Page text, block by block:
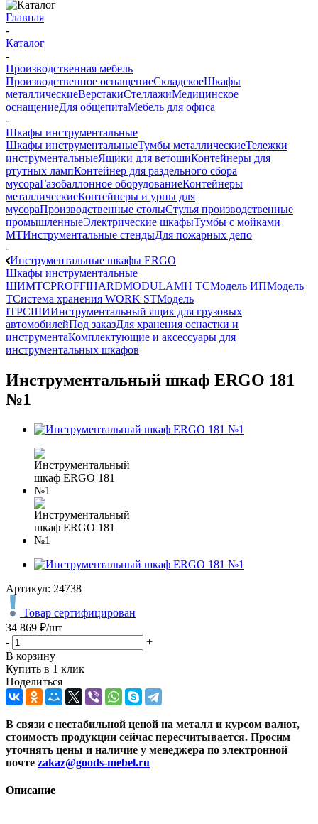
Главная
-
Каталог
-
Производственная мебель
Производственное оснащениеСкладскоеШкафы
металлическиеВерстакиСтеллажиМедицинское
оснащениеДля общепитаМебель для офиса
-
Шкафы инструментальные
Шкафы инструментальныеТумбы металлическиеТележки
инструментальныеЯщики для ветошиКонтейнеры для
ртутных лампКонтейнер для раздельного сбора
мусораГазобаллонное оборудованиеКонтейнеры
металлическиеКонтейнеры и урны для
мусораПроизводственные столыСтулья производственные
промышленныеЭлектрические шкафыТумбы с мойками
МТИнструментальные стендыДля пожарных депо
-
Инструментальные шкафы ERGO
Шкафы инструментальные
ШИМТСPROFFIHARDMODULAMH TCМодель ИПМодель
ТСистема хранения WORK STМодель
ITPСШИИнструментальный ящик для грузовых
автомобилейПод заказДля хранения оснастки и
инструментаКомплектующие и аксессуары для
инструментальных шкафов
Инструментальный шкаф ERGO 181
№1
Артикул: 24738
Товар сертифицирован
34 869 ₽/шт
-
+
В корзину
Купить в 1 клик
Поделиться
В связи с нестабильной ценой на металл и курсом валют,
стоимость продукции сейчас пересчитывается. Просим
уточнять цены и наличие у менеджера по электронной
почте zakaz@goods-mebel.ru
Описание